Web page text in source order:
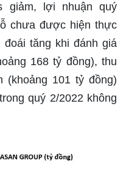
giảm, lợi nhuận quý
chưa được hiện thực
tăng khi đánh giá
168 tỷ đồng), thu
(khoảng 101 tỷ đồng)
quý 2/2022 không